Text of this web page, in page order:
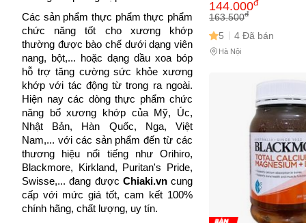
Bronson (7)
Icy Hot (5)
Nature Way (2)
Ngựa Thái (1)
Qunol (4)
Natural Health (1)
Hisamitsu (10)
Biocyte (5)
Unicity
Tây Ba Nha (1)
Thổ Nhĩ Kỳ (1)
Ấn Độ (1)
Thailan (1)
Cần Thơ (1)
Quảng Nam (1)
Các sản phẩm thực phẩm thực phẩm
chức năng tốt cho xương khớp
thường được bào chế dưới dạng viên
nang, bột,... hoặc dạng dầu xoa bóp
hỗ trợ tăng cường sức khỏe xương
khớp với tác động từ trong ra ngoài.
Hiện nay các dòng thực phẩm chức
năng bổ xương khớp của Mỹ, Úc,
Nhật Bản, Hàn Quốc, Nga, Việt
Nam,... với các sản phẩm đến từ các
thương hiệu nổi tiếng như Orihiro,
Blackmore, Kirkland, Puritan's Pride,
Swisse,... đang được Chiaki.vncung
cấp với mức giá tốt, cam kết 100%
chính hãng, chất lượng, uy tín.
và mang lại cảm giác
144.000đ
163.500đ
5 4 Đã bán
Hà Nội